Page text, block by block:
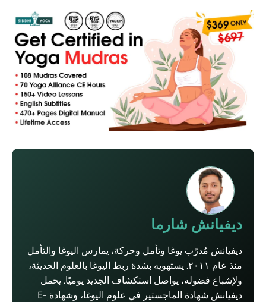
ديفيانش شارما
ديفيانش مُدرّب يوغا وتأمل وحركة، يمارس اليوغا والتأمل
منذ عام ٢٠١١. يستهويه بشدة ربط اليوغا بالعلوم الحديثة،
ولإشباع فضوله، يواصل استكشاف الجديد يوميًا. يحمل
ديفيانش شهادة الماجستير في علوم اليوغا، وشهادة E-